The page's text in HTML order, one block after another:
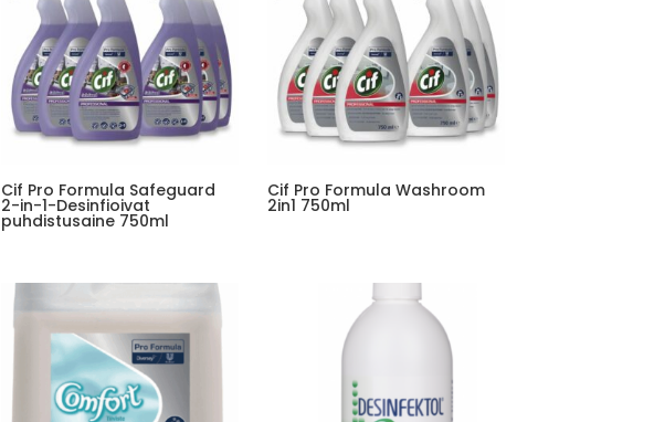
Cif Pro Formula Safeguard
2-in-1-Desinfioivat
puhdistusaine 750ml
Cif Pro Formula Washroom
2in1 750ml